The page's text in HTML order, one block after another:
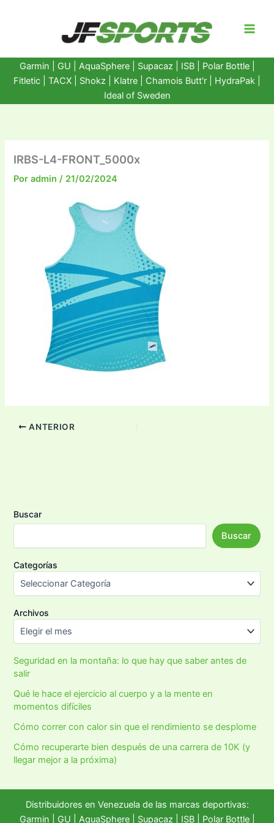
Garmin GU AquaSphere| Supacaz | ISB | Polar Bottle|
Fitletic
TACX Shokz Klatre Chamois Butt'r HydraPak
Ideal of Sweden
IRBS-L4-FRONT_5000x
Poradmin/ 21/02/2024
ANTERIOR
Buscar
Buscar
Categorías
Archivos
Seguridad en la montaña: lo que hay que saber antes de
salir
Qué le hace el ejercicio al cuerpo y a la mente en
momentos difíciles
Cómo correr con calor sin que el rendimiento se desplome
Cómo recuperarte bien después de una carrera de 10K (y
llegar mejor a la próxima)
Distribuidores en Venezuela de las marcas deportivas:
Garmin
GU AquaSphere| Supacaz | ISB | Polar Bottle|